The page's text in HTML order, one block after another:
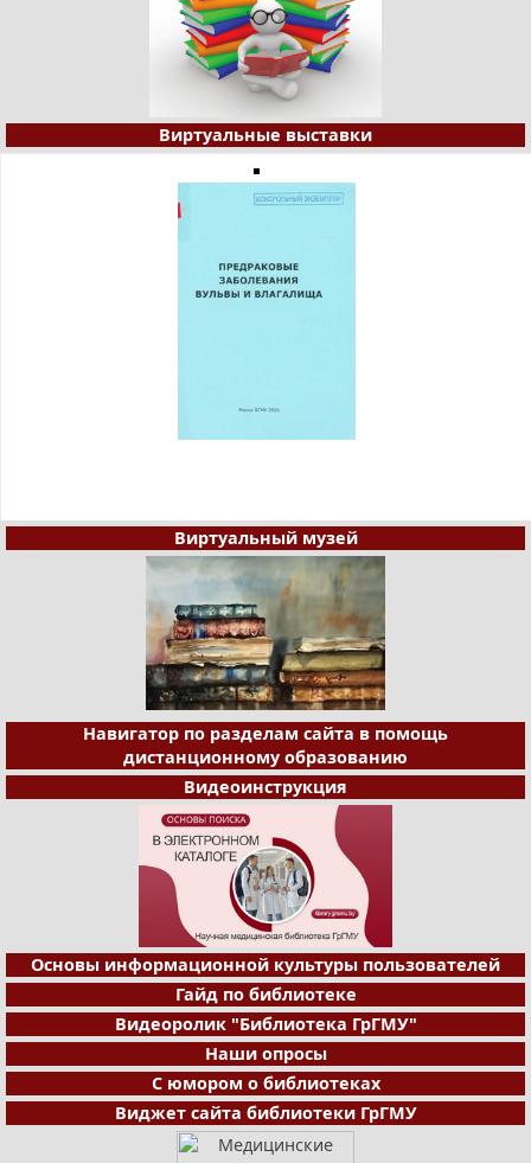
Виртуальные выставки
Виртуальный музей
Навигатор по разделам сайта в помощь
дистанционному образованию
Видеоинструкция
Основы информационной культуры пользователей
Гайд по библиотеке
Видеоролик "Библиотека ГрГМУ"
Наши опросы
С юмором о библиотеках
Виджет сайта библиотеки ГрГМУ